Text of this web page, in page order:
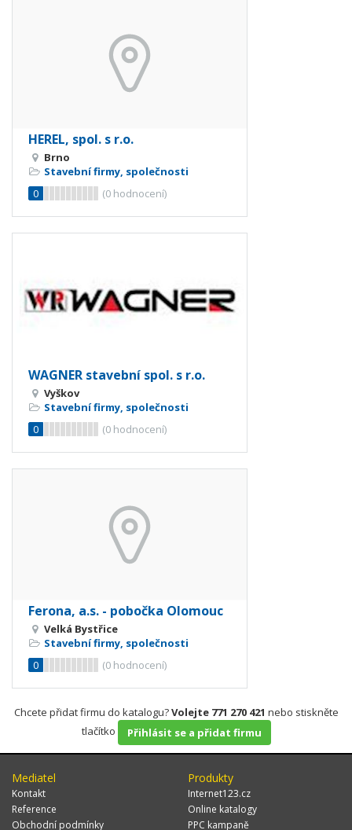
HEREL, spol. s r.o.
Brno
Stavební firmy, společnosti
0
(0 hodnocení)
WAGNER stavební spol. s r.o.
Vyškov
Stavební firmy, společnosti
0
(0 hodnocení)
Ferona, a.s. - pobočka Olomouc
Velká Bystřice
Stavební firmy, společnosti
0
(0 hodnocení)
Chcete přidat firmu do katalogu?Volejte 771 270 421 nebo stiskněte
tlačítko
Přihlásit se a přidat firmu
Mediatel
Kontakt
Reference
Obchodní podmínky
Produkty
Internet123.cz
Online katalogy
PPC kampaně